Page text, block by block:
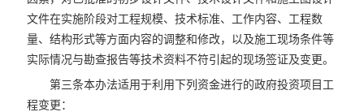
文件在实施阶段对工程规模、技术标准、工作内容、工程数
量、结构形式等方面内容的调整和修改，以及施工现场条件等
实际情况与勘查报告等技术资料不符引起的现场签证及变更。
第三条本办法适用于利用下列资金进行的政府投资项目工
程变更：